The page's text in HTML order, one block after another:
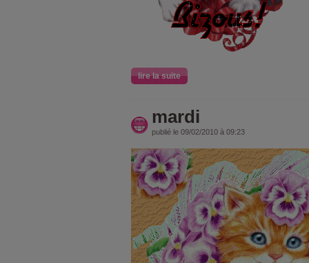
lire la suite
mardi
publié le 09/02/2010 à 09:23